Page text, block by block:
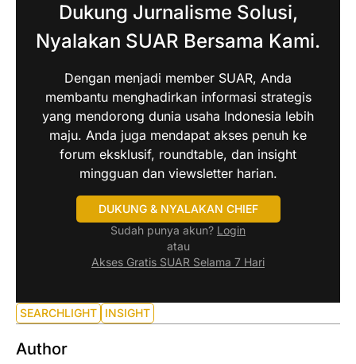
Dukung Jurnalisme Solusi,
Nyalakan SUAR Bersama Kami.
Dengan menjadi member SUAR, Anda
membantu menghadirkan informasi strategis
yang mendorong dunia usaha Indonesia lebih
maju. Anda juga mendapat akses penuh ke
forum eksklusif, roundtable, dan insight
mingguan dan viewsletter harian.
DUKUNG & NYALAKAN CHIEF
Sudah punya akun? Login
atau
Akses Gratis SUAR Selama 7 Hari
SEARCHLIGHT INSIGHT
Author